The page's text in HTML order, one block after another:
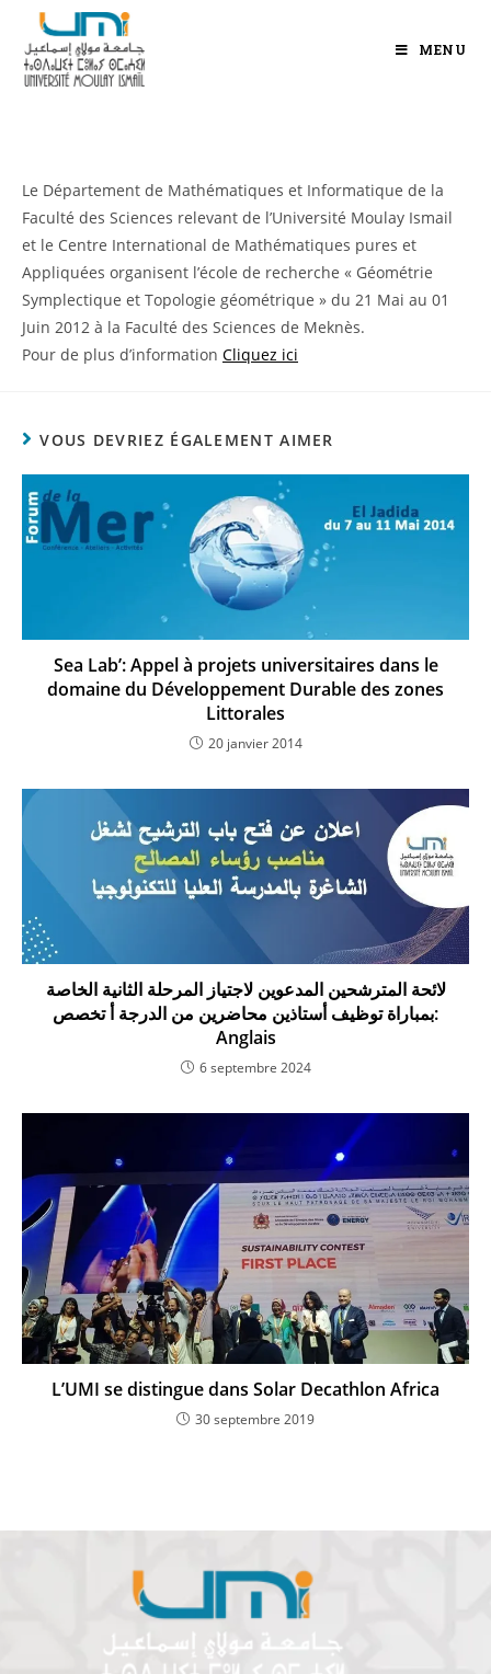
MENU
Le Département de Mathématiques et Informatique de la
Faculté des Sciences relevant de l’Université Moulay Ismail
et le Centre International de Mathématiques pures et
Appliquées organisent l’école de recherche « Géométrie
Symplectique et Topologie géométrique » du 21 Mai au 01
Juin 2012 à la Faculté des Sciences de Meknès.
Pour de plus d’information Cliquez ici
VOUS DEVRIEZ ÉGALEMENT AIMER
Sea Lab’: Appel à projets universitaires dans le
domaine du Développement Durable des zones
Littorales
20 janvier 2014
لائحة المترشحين المدعوين لاجتياز المرحلة الثانية الخاصة
بمباراة توظيف أستاذين محاضرين من الدرجة أ تخصص:
Anglais
6 septembre 2024
L’UMI se distingue dans Solar Decathlon Africa
30 septembre 2019